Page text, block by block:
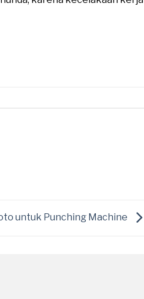
untuk Punching Machine